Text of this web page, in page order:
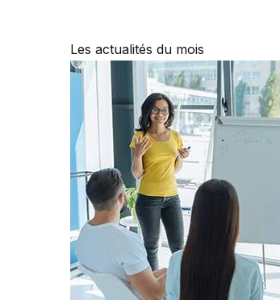
Les actualités du mois